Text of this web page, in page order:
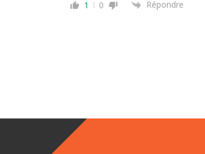
1 0 Répondre